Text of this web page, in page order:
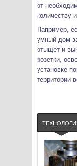
от
количеству
Например,
умный дом
отыщет и
розетки,
установке
территории